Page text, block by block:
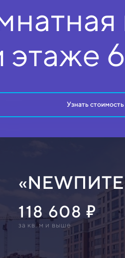
этаже
Узнать стоимость
118 608
за кв. м и выше